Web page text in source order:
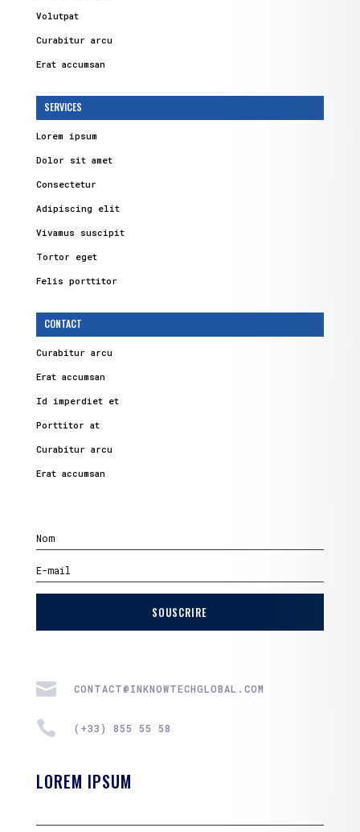
Volutpat
Curabitur arcu
Erat accumsan
SERVICES
Lorem ipsum
Dolor sit amet
Consectetur
Adipiscing elit
Vivamus suscipit
Tortor eget
Felis porttitor
CONTACT
Curabitur arcu
Erat accumsan
Id imperdiet et
Porttitor at
Curabitur arcu
Erat accumsan
SOUSCRIRE
 CONTACT@INKNOWTECHGLOBAL.COM
 (+33) 855 55 58
LOREM IPSUM